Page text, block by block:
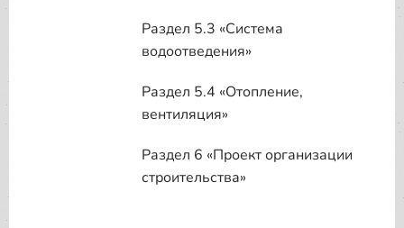
Раздел 5.3 «Система
водоотведения»
Раздел 5.4 «Отопление,
вентиляция»
Раздел 6 «Проект организации
строительства»